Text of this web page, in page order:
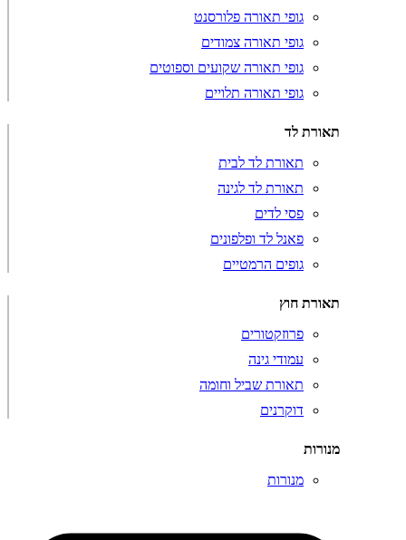
גופי תאורה פלורסנט
גופי תאורה צמודים
גופי תאורה שקועים וספוטים
גופי תאורה תלויים
תאורת לד
תאורת לד לבית
תאורת לד לגינה
פסי לדים
פאנל לד ופלפונים
גופים הרמטיים
תאורת חוץ
פרוזקטורים
עמודי גינה
תאורת שביל וחומה
דוקרנים
מנורות
מנורות